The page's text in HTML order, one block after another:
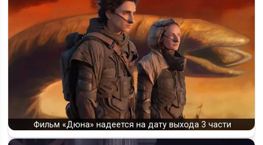
Фильм «Дюна» надеется на дату выхода 3 части